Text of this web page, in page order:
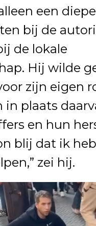
een
bij de
de lokale
Hij wilde
zijn eigen
in plaats
en hun
blij dat ik heb
zei hij.